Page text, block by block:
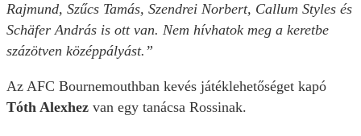
Rajmund, Szűcs Tamás, Szendrei Norbert, Callum Styles és
Schäfer András is ott van. Nem hívhatok meg a keretbe
százötven középpályást.”
Az AFC Bournemouthban kevés játéklehetőséget kapó
Tóth Alexhez van egy tanácsa Rossinak.